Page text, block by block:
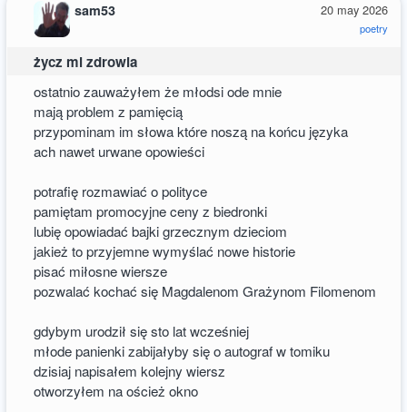
20 may 2026
poetry
sam53
życz mi zdrowia
ostatnio zauważyłem że młodsi ode mnie
mają problem z pamięcią
przypominam im słowa które noszą na końcu języka
ach nawet urwane opowieści
potrafię rozmawiać o polityce
pamiętam promocyjne ceny z biedronki
lubię opowiadać bajki grzecznym dzieciom
jakież to przyjemne wymyślać nowe historie
pisać miłosne wiersze
pozwalać kochać się Magdalenom Grażynom Filomenom
gdybym urodził się sto lat wcześniej
młode panienki zabijałyby się o autograf w tomiku
dzisiaj napisałem kolejny wiersz
otworzyłem na oścież okno